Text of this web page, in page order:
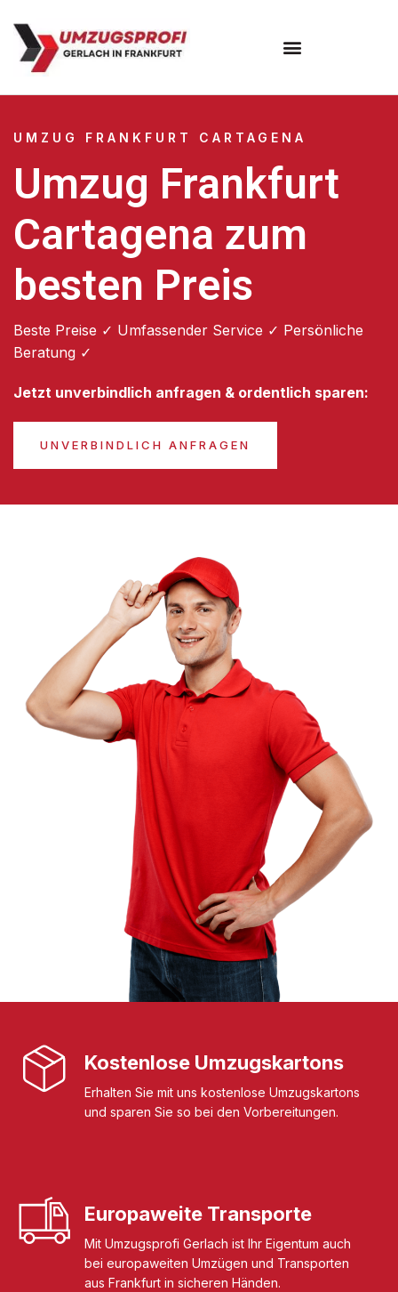
UMZUG FRANKFURT CARTAGENA
Umzug Frankfurt
Cartagena zum
besten Preis
Beste Preise ✓ Umfassender Service ✓ Persönliche
Beratung ✓
Jetzt unverbindlich anfragen & ordentlich sparen:
UNVERBINDLICH ANFRAGEN
Kostenlose Umzugskartons
Erhalten Sie mit uns kostenlose Umzugskartons
und sparen Sie so bei den Vorbereitungen.
Europaweite Transporte
Mit Umzugsprofi Gerlach ist Ihr Eigentum auch
bei europaweiten Umzügen und Transporten
aus Frankfurt in sicheren Händen.